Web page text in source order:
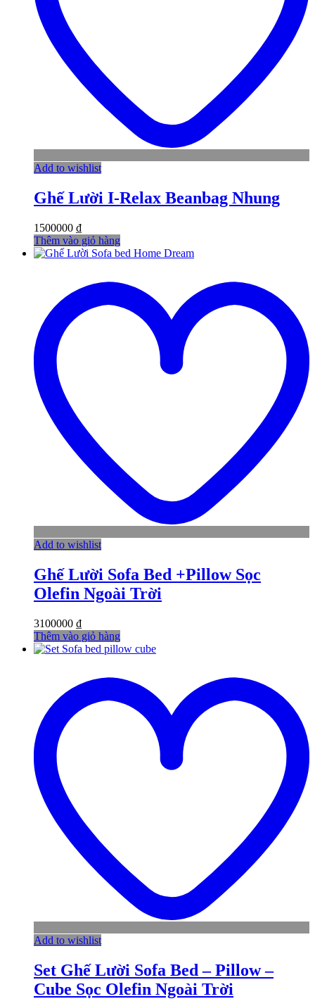
Add to wishlist
Ghế Lười I-Relax Beanbag Nhung
1500000 ₫
Thêm vào giỏ hàng
Add to wishlist
Ghế Lười Sofa Bed +Pillow Sọc
Olefin Ngoài Trời
3100000 ₫
Thêm vào giỏ hàng
Add to wishlist
Set Ghế Lười Sofa Bed – Pillow –
Cube Sọc Olefin Ngoài Trời